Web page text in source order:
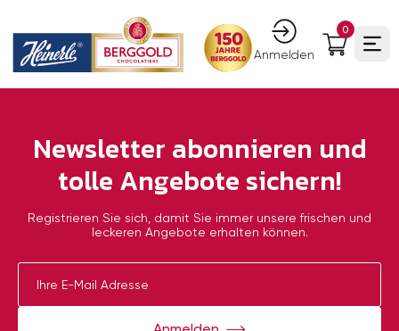
Anmelden
0
Newsletter abonnieren und
tolle Angebote sichern!
Registrieren Sie sich, damit Sie immer unsere frischen und
leckeren Angebote erhalten können.